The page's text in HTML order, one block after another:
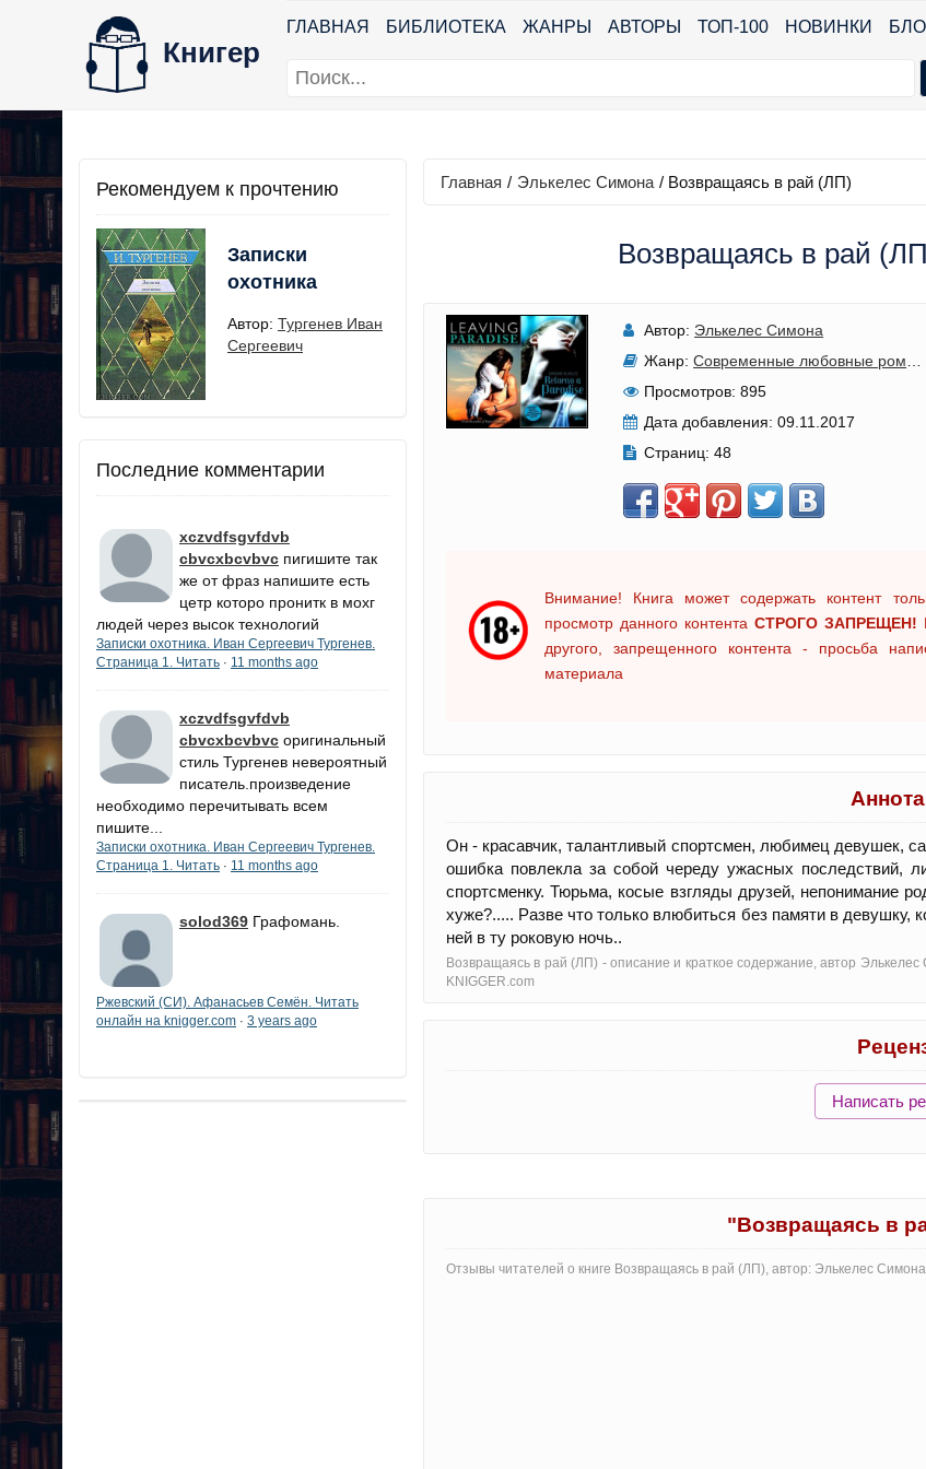
Книгер
ГЛАВНАЯ БИБЛИОТЕКА ЖАНРЫ АВТОРЫ ТОП-100 НОВИНКИ
Рекомендуем к прочтению
Записки
охотника
Автор: Тургенев Иван
Сергеевич
Последние комментарии
xczvdfsgvfdvb
cbvcxbcvbvc пигишите так
же от фраз напишите есть
цетр которо пронитк в мохг
людей через высок технологий
Записки охотника. Иван Сергеевич Тургенев.
Страница 1. Читать · 11 months ago
xczvdfsgvfdvb
cbvcxbcvbvc оригинальный
стиль Тургенев невероятный
писатель.произведение
необходимо перечитывать всем
пишите...
Записки охотника. Иван Сергеевич Тургенев.
Страница 1. Читать · 11 months ago
solod369 Графомань.
Ржевский (СИ). Афанасьев Семён. Читать
онлайн на knigger.com · 3 years ago
Главная / Элькелес Симона / Возвращаясь в рай (ЛП)
Возвращаясь в рай
Автор: Элькелес Симона
Жанр: Современные любовные романы
Просмотров: 895
Дата добавления: 09.11.2017
Страниц: 48
Внимание! Книга может содержать контент
просмотр данного контента СТРОГО ЗАПРЕЩЕН!
другого, запрещенного контента - просьба
материала
Он - красавчик, талантливый спортсмен, любимец девушек,
ошибка повлекла за собой череду ужасных
спортсменку. Тюрьма, косые взгляды друзей, непонимание
хуже?..... Разве что только влюбиться без памяти в девушку,
ней в ту роковую ночь..
Возвращаясь в рай (ЛП) - oписание и краткое содержание, автор
KNIGGER.com
Написать
"Возвращаясь в
Отзывы читателей о книге Возвращаясь в рай (ЛП), автор: Элькелес